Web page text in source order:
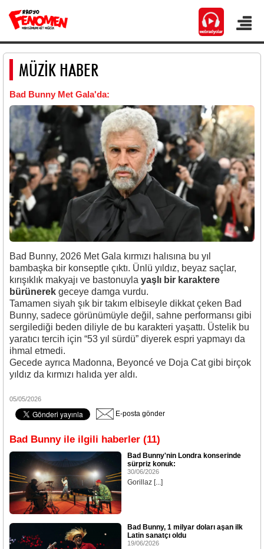
MÜZİK HABER
Bad Bunny Met Gala'da:
Bad Bunny, 2026 Met Gala kırmızı halısına bu yıl
bambaşka bir konseptle çıktı. Ünlü yıldız, beyaz saçlar,
kırışıklık makyajı ve bastonuyla yaşlı bir karaktere
bürünerek geceye damga vurdu.
Tamamen siyah şık bir takım elbiseyle dikkat çeken Bad
Bunny, sadece görünümüyle değil, sahne performansı gibi
sergilediği beden diliyle de bu karakteri yaşattı. Üstelik bu
yaratıcı tercih için “53 yıl sürdü” diyerek espri yapmayı da
ihmal etmedi.
Gecede ayrıca Madonna, Beyoncé ve Doja Catgibi birçok
yıldız da kırmızı halıda yer aldı.
05/05/2026
E-posta gönder
Bad Bunny ile ilgili haberler (11)
Bad Bunny'nin Londra konserinde
sürpriz konuk:
30/06/2026
Gorillaz [...]
Bad Bunny, 1 milyar doları aşan ilk
Latin sanatçı oldu
19/06/2026